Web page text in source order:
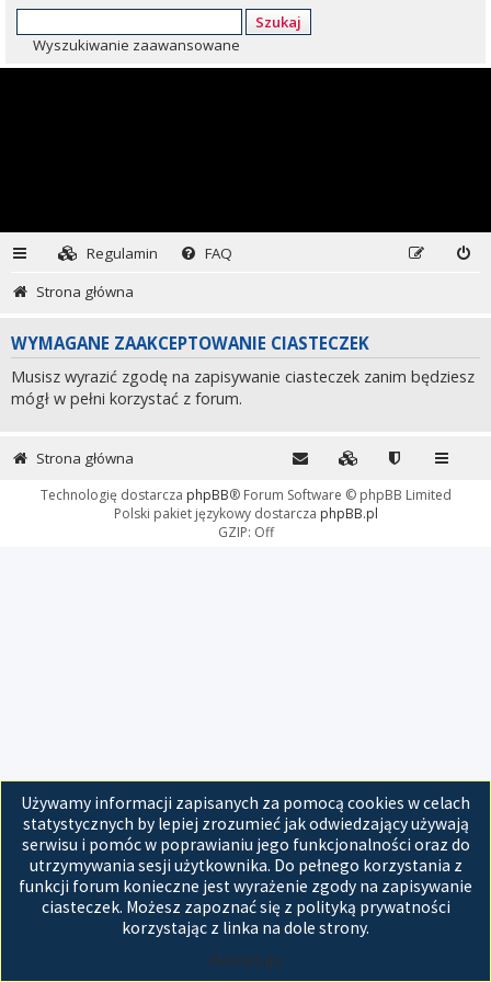
Szukaj
Wyszukiwanie zaawansowane
Regulamin
FAQ
Strona główna
WYMAGANE ZAAKCEPTOWANIE CIASTECZEK
Musisz wyrazić zgodę na zapisywanie ciasteczek zanim będziesz
mógł w pełni korzystać z forum.
Używamy informacji zapisanych za pomocą cookies w celach
statystycznych by lepiej zrozumieć jak odwiedzający używają
serwisu i pomóc w poprawianiu jego funkcjonalności oraz do
utrzymywania sesji użytkownika. Do pełnego korzystania z
funkcji forum konieczne jest wyrażenie zgody na zapisywanie
ciasteczek. Możesz zapoznać się z polityką prywatności
korzystając z linka na dole strony.
Akceptuję
Strona główna
Technologię dostarcza phpBB® Forum Software © phpBB Limited
Polski pakiet językowy dostarcza phpBB.pl
GZIP: Off